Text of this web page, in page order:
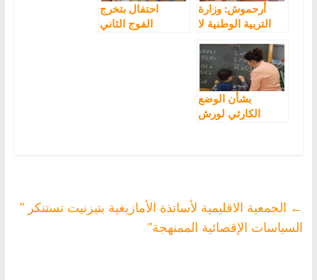
أرحموش: وزارة
التربية الوطنية لا
تدريس اللغة
الأمازيغية
احتفال بتخرج
الفوج الثاني
بشأن الوضع
الكارثي لورش
← الجمعية الاقليمية لأساتذة الأمازيغية بتيزنيت تستنكر ”
السياسات الإقصائية الممنهجة”